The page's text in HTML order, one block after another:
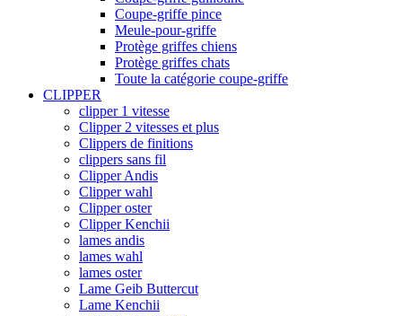
Coupe-griffe pince
Meule-pour-griffe
Protège griffes chiens
Protège griffes chats
Toute la catégorie coupe-griffe
CLIPPER
clipper 1 vitesse
Clipper 2 vitesses et plus
Clippers de finitions
clippers sans fil
Clipper Andis
Clipper wahl
Clipper oster
Clipper Kenchii
lames andis
lames wahl
lames oster
Lame Geib Buttercut
Lame Kenchii